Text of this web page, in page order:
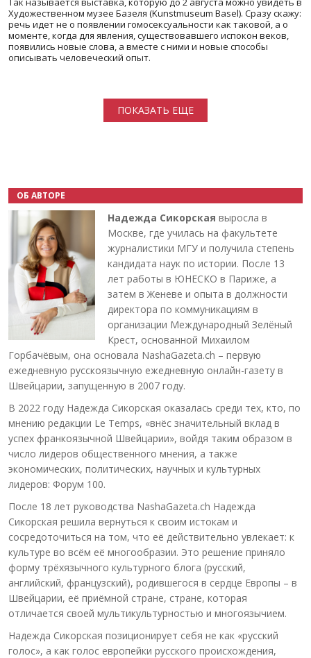
Художественном музее Базеля (Kunstmuseum Basel). Сразу скажу:
речь идет не о появлении гомосексуальности как таковой, а о
моменте, когда для явления, существовавшего испокон веков,
появились новые слова, а вместе с ними и новые способы
описывать человеческий опыт.
ПОКАЗАТЬ ЕЩЕ
ОБ АВТОРЕ
Надежда Сикорская выросла в
Москве, где училась на факультете
журналистики МГУ и получила степень
кандидата наук по истории. После 13
лет работы в ЮНЕСКО в Париже, а
затем в Женеве и опыта в должности
директора по коммуникациям в
организации Международный Зелёный
Крест, основанной Михаилом
Горбачёвым, она основала NashaGazeta.ch – первую
ежедневную русскоязычную ежедневную онлайн-газету в
Швейцарии, запущенную в 2007 году.
В 2022 году Надежда Сикорская оказалась среди тех, кто, по
мнению редакции Le Temps, «внёс значительный вклад в
успех франкоязычной Швейцарии», войдя таким образом в
число лидеров общественного мнения, а также
экономических, политических, научных и культурных
лидеров: Форум 100.
После 18 лет руководства NashaGazeta.ch Надежда
Сикорская решила вернуться к своим истокам и
сосредоточиться на том, что её действительно увлекает: к
культуре во всём её многообразии. Это решение приняло
форму трёхязычного культурного блога (русский,
английский, французский), родившегося в сердце Европы – в
Швейцарии, её приёмной стране, стране, которая
отличается своей мультикультурностью и многоязычием.
Надежда Сикорская позиционирует себя не как «русский
голос», а как голос европейки русского происхождения,